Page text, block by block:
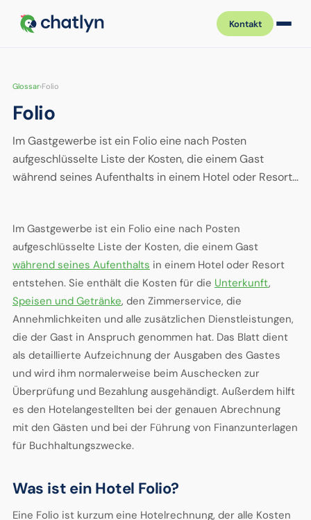
Kontakt
Glossar›Folio
Folio
Im Gastgewerbe ist ein Folio eine nach Posten
aufgeschlüsselte Liste der Kosten, die einem Gast
während seines Aufenthalts in einem Hotel oder Resort…
Im Gastgewerbe ist ein Folio eine nach Posten
aufgeschlüsselte Liste der Kosten, die einem Gast
während seines Aufenthalts in einem Hotel oder Resort
entstehen. Sie enthält die Kosten für die Unterkunft,
Speisen und Getränke, den Zimmerservice, die
Annehmlichkeiten und alle zusätzlichen Dienstleistungen,
die der Gast in Anspruch genommen hat. Das Blatt dient
als detaillierte Aufzeichnung der Ausgaben des Gastes
und wird ihm normalerweise beim Auschecken zur
Überprüfung und Bezahlung ausgehändigt. Außerdem hilft
es den Hotelangestellten bei der genauen Abrechnung
mit den Gästen und bei der Führung von Finanzunterlagen
für Buchhaltungszwecke.
Was ist ein Hotel Folio?
Eine Folio ist kurzum eine Hotelrechnung, der alle Kosten